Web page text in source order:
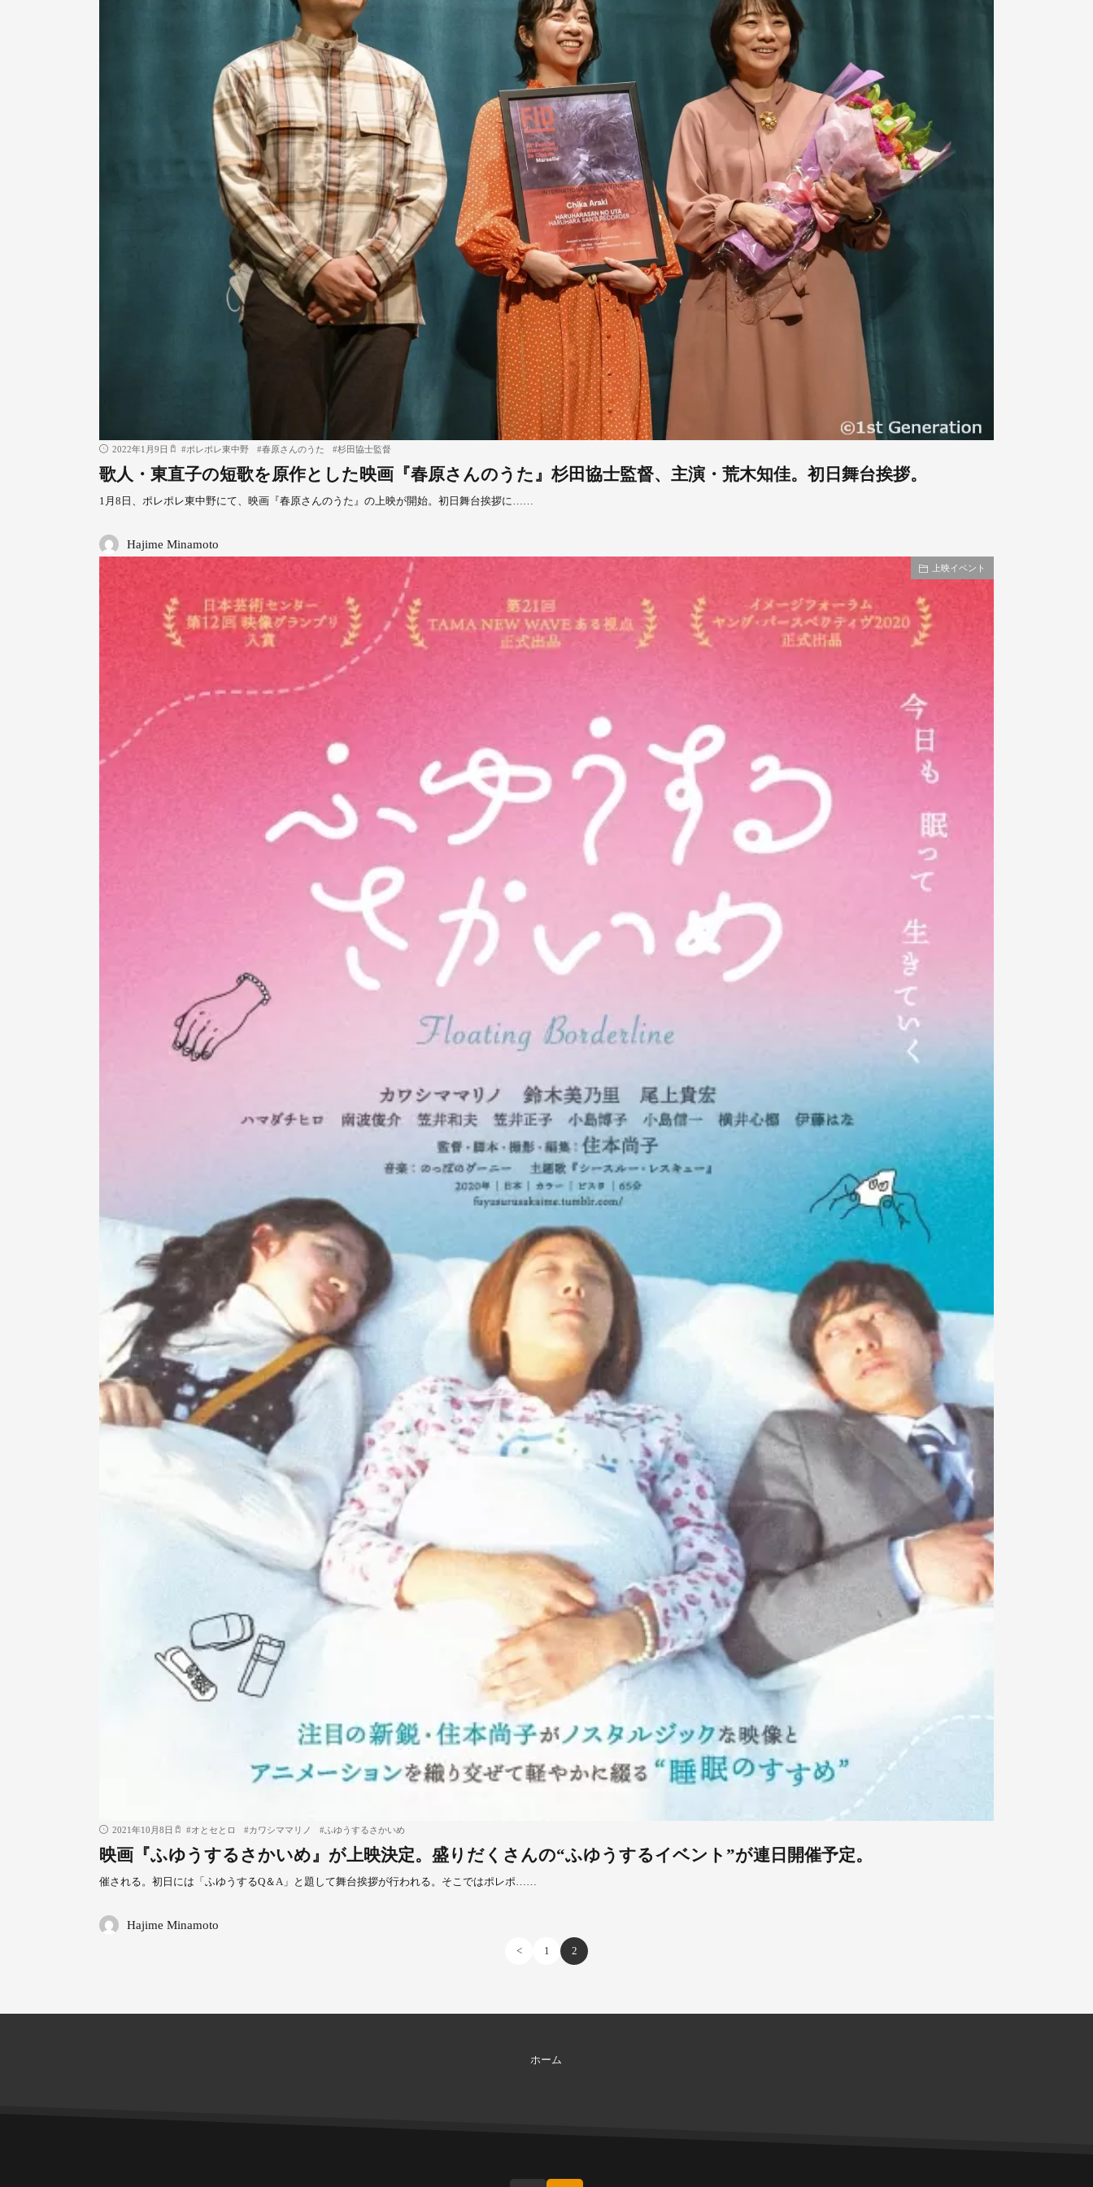
2022年1月9日 #ポレポレ東中野 #春原さんのうた #杉田協士監督
歌人・東直子の短歌を原作とした映画『春原さんのうた』杉田協士監督、主演・荒木知佳。初日舞台挨拶。
1月8日、ポレポレ東中野にて、映画『春原さんのうた』の上映が開始。初日舞台挨拶に……
Hajime Minamoto
上映イベント
2021年10月8日 #オとセとロ #カワシママリノ # ふゆうするさかいめ
映画『ふゆうするさかいめ』が上映決定。盛りだくさんの“ふゆうするイベント”が連日開催予定。
催される。初日には「ふゆうするQ＆A」と題して舞台挨拶が行われる。そこではポレポ……
Hajime Minamoto
< 1 2
ホーム